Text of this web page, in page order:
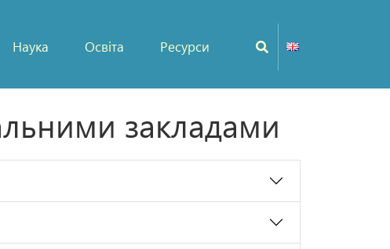
Наука Освіта Ресурси
закладами